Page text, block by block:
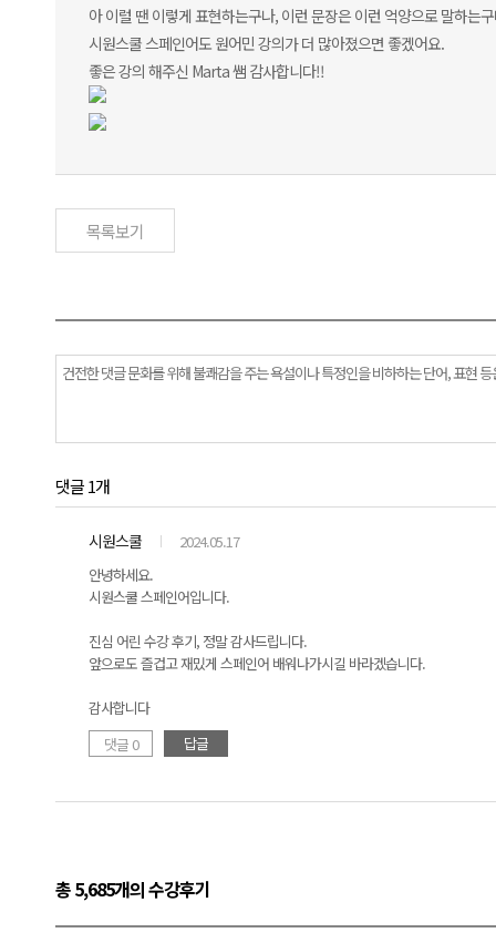
아 이럴 땐 이렇게 표현하는구나, 이런 문장은 이런 억양으로 말하는
시원스쿨 스페인어도 원어민 강의가 더 많아졌으면 좋겠어요.
좋은 강의 해주신 Marta 쌤 감사합니다!!
목록보기
댓글 1개
시원스쿨
2024.05.17
안녕하세요.
시원스쿨 스페인어입니다.
진심 어린 수강 후기, 정말 감사드립니다.
앞으로도 즐겁고 재밌게 스페인어 배워나가시길 바라겠습니다.
감사합니다
댓글 0
답글
총 5,685개의 수강후기